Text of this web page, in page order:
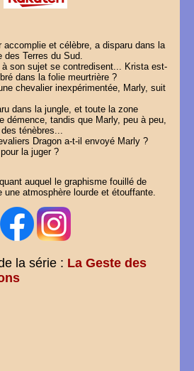
accomplie et célèbre, a disparu dans la
des Terres du Sud.
son sujet se contredisent... Krista est-
dans la folie meurtrière ?
chevalier inexpérimentée, Marly, suit
dans la jungle, et toute la zone
démence, tandis que Marly, peu à peu,
ténèbres...
Dragon a-t-il envoyé Marly ?
la juger ?
auquel le graphisme fouillé de
une atmosphère lourde et étouffante.
la série : La Geste des